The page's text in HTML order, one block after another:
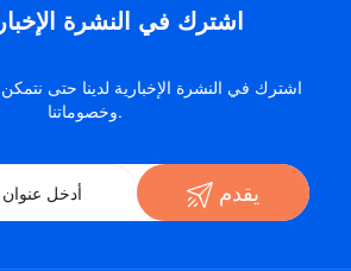
اشترك في النشرة
اشترك في النشرة الإخبارية لدينا حتى
وخصوماتنا.
يقدم